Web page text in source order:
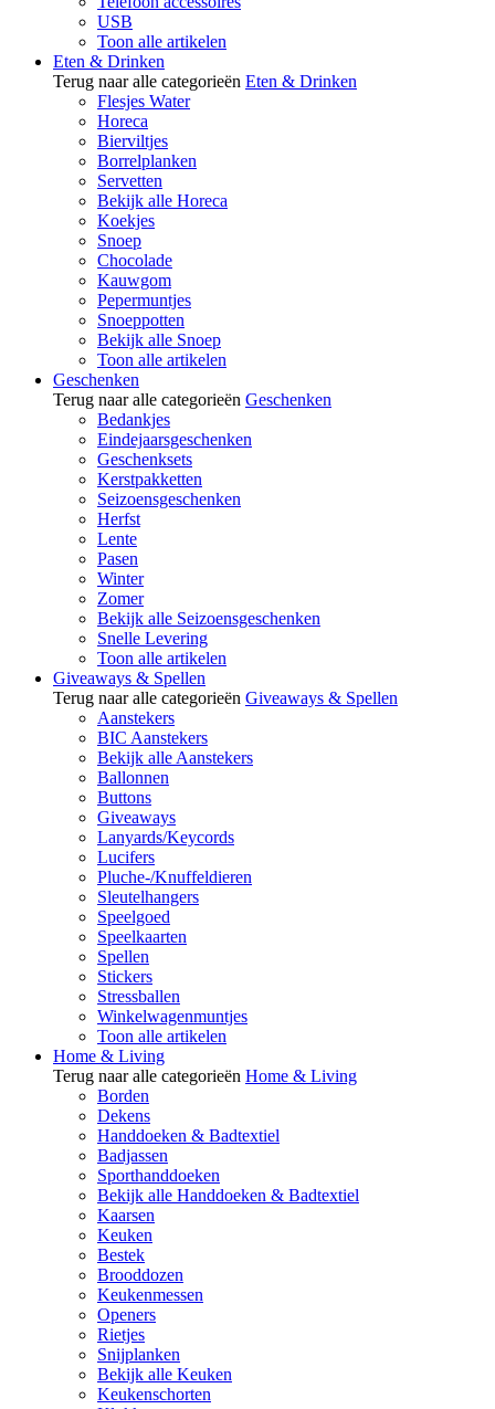
USB
Toon alle artikelen
Eten & Drinken
Terug naar alle categorieën Eten & Drinken
Flesjes Water
Horeca
Bierviltjes
Borrelplanken
Servetten
Bekijk alle Horeca
Koekjes
Snoep
Chocolade
Kauwgom
Pepermuntjes
Snoeppotten
Bekijk alle Snoep
Toon alle artikelen
Geschenken
Terug naar alle categorieën Geschenken
Bedankjes
Eindejaarsgeschenken
Geschenksets
Kerstpakketten
Seizoensgeschenken
Herfst
Lente
Pasen
Winter
Zomer
Bekijk alle Seizoensgeschenken
Snelle Levering
Toon alle artikelen
Giveaways & Spellen
Terug naar alle categorieën Giveaways & Spellen
Aanstekers
BIC Aanstekers
Bekijk alle Aanstekers
Ballonnen
Buttons
Giveaways
Lanyards/Keycords
Lucifers
Pluche-/Knuffeldieren
Sleutelhangers
Speelgoed
Speelkaarten
Spellen
Stickers
Stressballen
Winkelwagenmuntjes
Toon alle artikelen
Home & Living
Terug naar alle categorieën Home & Living
Borden
Dekens
Handdoeken & Badtextiel
Badjassen
Sporthanddoeken
Bekijk alle Handdoeken & Badtextiel
Kaarsen
Keuken
Bestek
Brooddozen
Keukenmessen
Openers
Rietjes
Snijplanken
Bekijk alle Keuken
Keukenschorten